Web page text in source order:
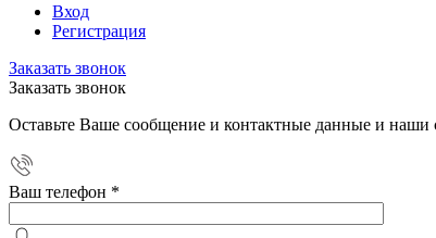
Вход
Регистрация
Заказать звонок
Заказать звонок
Оставьте Ваше сообщение и контактные данные и
Ваш телефон *